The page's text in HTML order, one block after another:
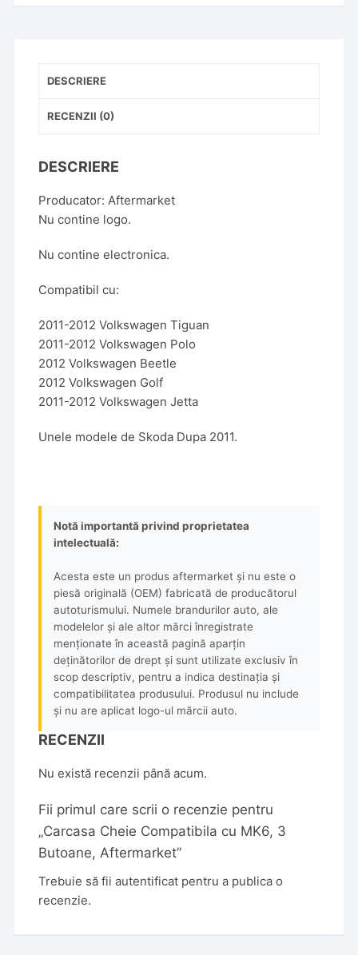
DESCRIERE
RECENZII (0)
DESCRIERE
Producator: Aftermarket
Nu contine logo.
Nu contine electronica.
Compatibil cu:
2011-2012 Volkswagen Tiguan
2011-2012 Volkswagen Polo
2012 Volkswagen Beetle
2012 Volkswagen Golf
2011-2012 Volkswagen Jetta
Unele modele de Skoda Dupa 2011.
Notă importantă privind proprietatea
intelectuală:
Acesta este un produs aftermarket și nu este o
piesă originală (OEM) fabricată de producătorul
autoturismului. Numele brandurilor auto, ale
modelelor și ale altor mărci înregistrate
menționate în această pagină aparțin
deținătorilor de drept și sunt utilizate exclusiv în
scop descriptiv, pentru a indica destinația și
compatibilitatea produsului. Produsul nu include
și nu are aplicat logo-ul mărcii auto.
RECENZII
Nu există recenzii până acum.
Fii primul care scrii o recenzie pentru
„Carcasa Cheie Compatibila cu MK6, 3
Butoane, Aftermarket”
Trebuie să fiiautentificat pentru a publica o
recenzie.